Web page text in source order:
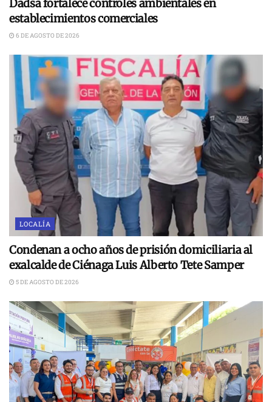
Dadsa fortalece controles ambientales en
establecimientos comerciales
6 DE AGOSTO DE 2026
LOCALÍA
Condenan a ocho años de prisión domiciliaria al
exalcalde de Ciénaga Luis Alberto Tete Samper
5 DE AGOSTO DE 2026